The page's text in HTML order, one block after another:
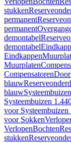
stukken
permanent
permanent
demontabel
demontabel
Eindkappen
Muurplaten
Compensatoren
blauw
blauw
Systeembuizen
voor Systeembuizen
voor Sokken
VerlopenBochten
stukken